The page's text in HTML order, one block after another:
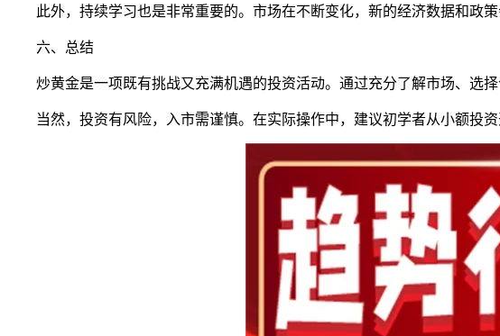
此外，持续学习也是非常重要的。市场在不断变化，新的经济数据和政
六、总结
炒黄金是一项既有挑战又充满机遇的投资活动。通过充分了解市场、选
当然，投资有风险，入市需谨慎。在实际操作中，建议初学者从小额投